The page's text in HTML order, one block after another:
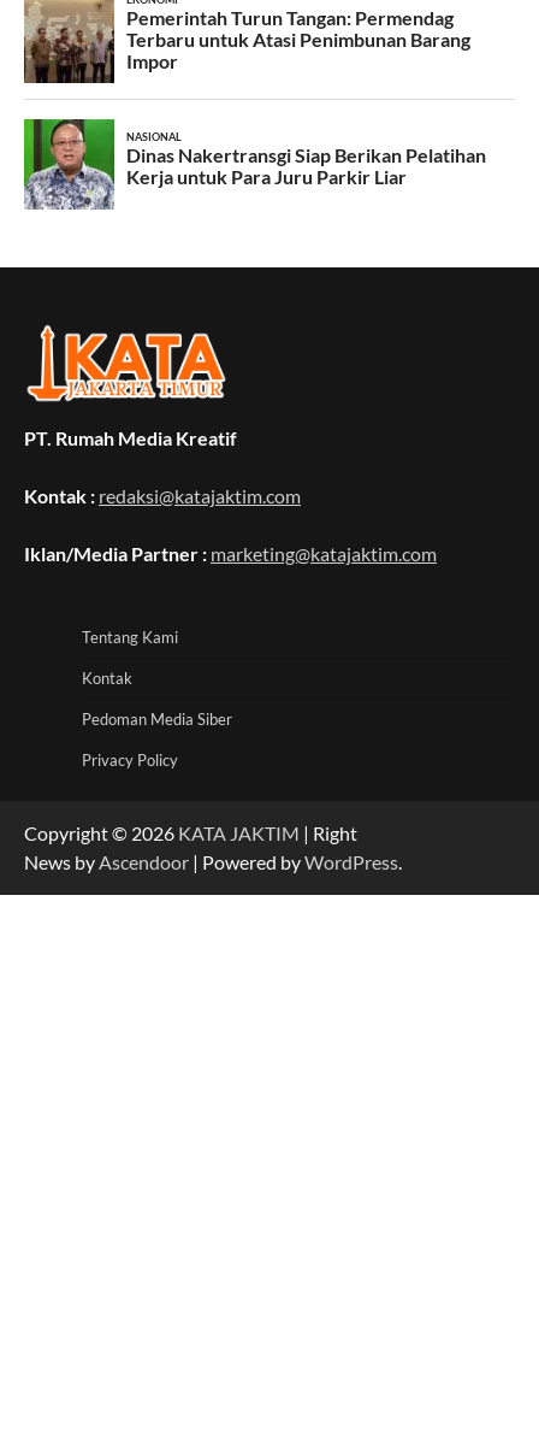
PT. Rumah Media Kreatif
Kontak : redaksi@katajaktim.com
Iklan/Media Partner : marketing@katajaktim.com
Tentang Kami
Kontak
Pedoman Media Siber
Privacy Policy
Copyright © 2026 KATA JAKTIM | Right
News byAscendoor | Powered byWordPress.